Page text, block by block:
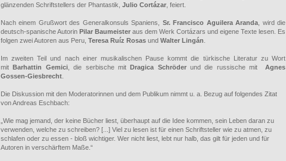
glänzenden Schriftstellers der Phantastik, Julio Cortázar , feiert.
Nach einem Grußwort des Generalkonsuls Spaniens, Sr. Francisco Aguilera Aranda , wird die
deutsch-spanische Autorin Pilar Baumeister aus dem Werk Cortázars und eigene Texte lesen. Es
folgen zwei Autoren aus Peru, Teresa Ruíz Rosas und Walter Lingán
Im zweiten Teil und nach einer musikalischen Pause kommt die türkische Literatur zu Wort
mitBarhattin Gemici, die serbische mitDragica Schröderund die russische mitAgnes
Gossen-Giesbrecht
Die Diskussion mit den Moderatorinnen und dem Publikum nimmt u. a. Bezug auf folgendes Zitat
von Andreas Eschbach:
„Wie mag jemand, der keine Bücher liest, überhaupt auf die Idee kommen, sein Leben daran zu
verwenden, welche zu schreiben? [...] Viel zu lesen ist für einen Schriftsteller wie zu atmen, zu
schlafen oder zu essen - bloß wichtiger. Wer nicht liest, lebt nur halb, das gilt für jeden und für
Autoren in verschärftem Maße.“